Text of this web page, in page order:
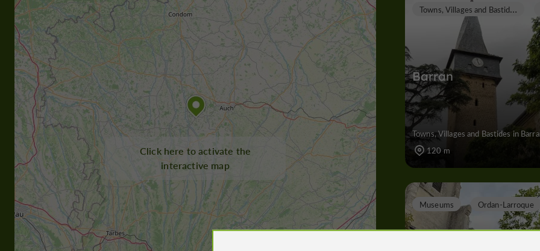
Click here to activate the
interactive map
Barran
T
owns, Villages and Bastides
Towns, Villages and Bastides in
120 m
Museums Ordan-Larroque